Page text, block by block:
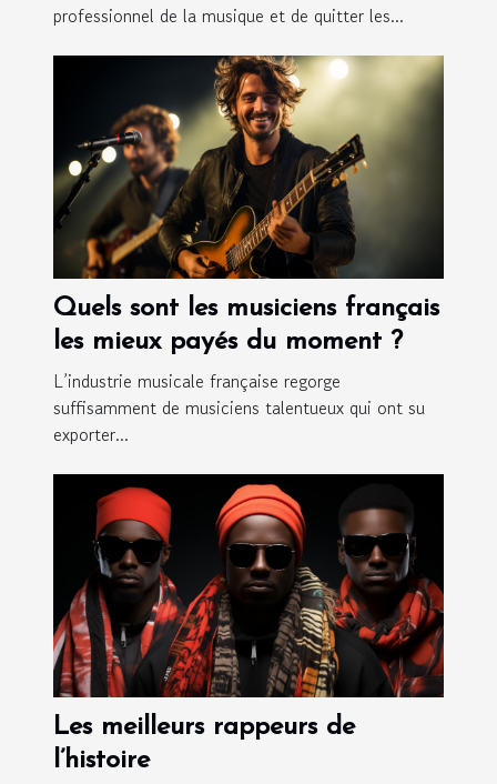
mobile
professionnel de la musique et de quitter les...
Quels sont les musiciens français
les mieux payés du moment ?
L’industrie musicale française regorge
suffisamment de musiciens talentueux qui ont su
exporter...
Les meilleurs rappeurs de
l’histoire